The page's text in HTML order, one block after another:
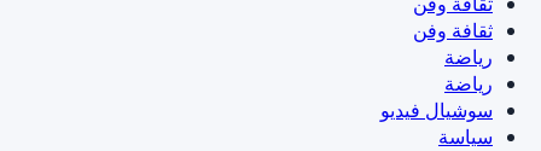
ثقافة وفن
رياضة
رياضة
سوشيال فيديو
سياسة